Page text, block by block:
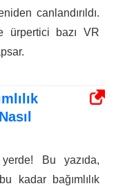
canlandırıldı.
ürpertici bazı VR
Bu yazıda,
kadar bağımlılık